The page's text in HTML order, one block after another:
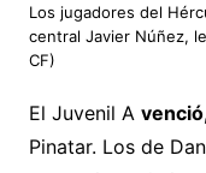
Los jugadores del
central Javier Núñez,
CF)
El Juvenil A
Pinatar. Los de